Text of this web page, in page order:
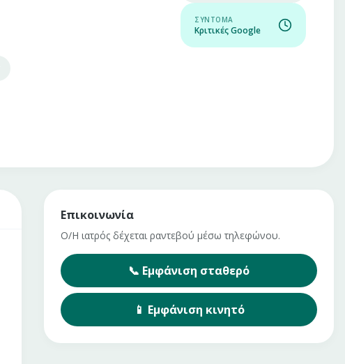
ΣΎΝΤΟΜΑ
Κριτικές Google
Επικοινωνία
Ο/Η ιατρός δέχεται ραντεβού μέσω τηλεφώνου.
📞 Εμφάνιση σταθερό
📱 Εμφάνιση κινητό